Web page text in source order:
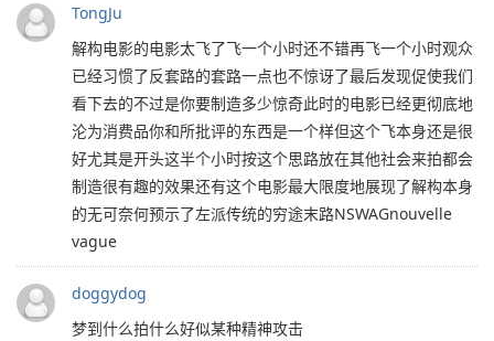
TongJu
解构电影的电影太飞了飞一个小时还不错再飞一个小时观众
已经习惯了反套路的套路一点也不惊讶了最后发现促使我们
看下去的不过是你要制造多少惊奇此时的电影已经更彻底地
沦为消费品你和所批评的东西是一个样但这个飞本身还是很
好尤其是开头这半个小时按这个思路放在其他社会来拍都会
制造很有趣的效果还有这个电影最大限度地展现了解构本身
的无可奈何预示了左派传统的穷途末路NSWAGnouvelle
vague
doggydog
梦到什么拍什么好似某种精神攻击